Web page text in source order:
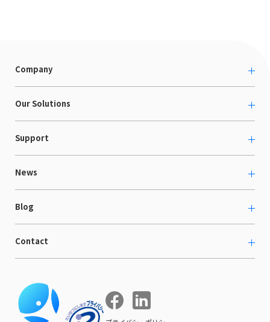
Company
About us
カルチャー
採用情報
Our Solutions
越境ECコンサルティング
Shopee支援
LaunchCart
海外向けホームページ制作
COMPE NAVI
Support
お役立ち資料
セミナー情報
News
プレスリリース
イベント
ニュース
Blog
ECブログ
開発ブログ
イベントレポート
Contact